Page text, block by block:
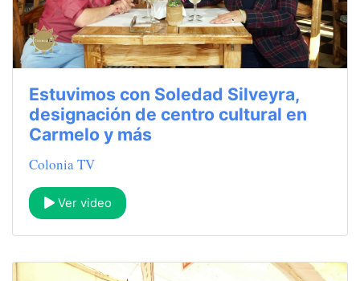
Estuvimos con Soledad Silveyra,
designación de centro cultural en
Carmelo y más
Colonia TV
Ver video